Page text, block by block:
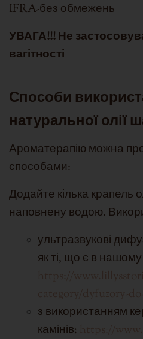
IFRA-без обмежень
УВАГА!!! Не
вагітності
Способи
натуральної олії
Ароматерапію можна
способами:
Додайте кілька крапель
наповнену водою.
ультразвукові
як ті, що є в
з використанням
камінів: